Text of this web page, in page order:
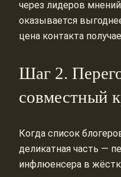
через лидеров
оказывается
цена контакта
Шаг 2.
совместный
Когда список
деликатная часть —
инфлюенсера в